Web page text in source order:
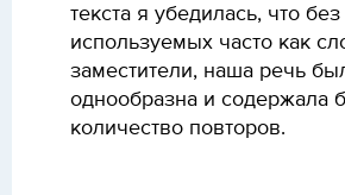
текста я убедилась, что без
используемых часто как
заместители, наша речь
однообразна и содержала
количество повторов.